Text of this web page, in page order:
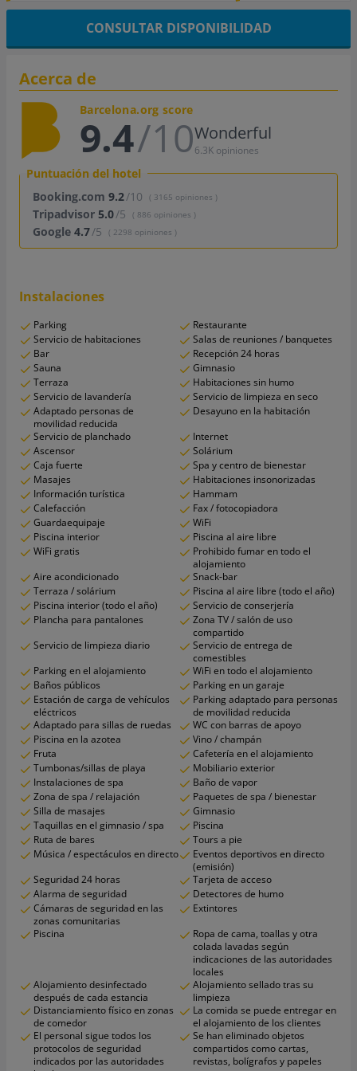
CONSULTAR DISPONIBILIDAD
Acerca de
Barcelona.org score
9.4/10Wonderful
6.3K opiniones
Puntuación del hotel
Booking.com 9.2/10 ( 3165 opiniones )
Tripadvisor 5.0/5 ( 886 opiniones )
Google 4.7/5 ( 2298 opiniones )
Instalaciones
Parking
Restaurante
Servicio de habitaciones
Salas de reuniones / banquetes
Bar
Recepción 24 horas
Sauna
Gimnasio
Terraza
Habitaciones sin humo
Servicio de lavandería
Servicio de limpieza en seco
Adaptado personas de
movilidad reducida
Desayuno en la habitación
Servicio de planchado
Internet
Ascensor
Solárium
Caja fuerte
Spa y centro de bienestar
Masajes
Habitaciones insonorizadas
Información turística
Hammam
Calefacción
Fax / fotocopiadora
Guardaequipaje
WiFi
Piscina interior
Piscina al aire libre
WiFi gratis
Prohibido fumar en todo el
alojamiento
Aire acondicionado
Snack-bar
Terraza / solárium
Piscina al aire libre (todo el año)
Piscina interior (todo el año)
Servicio de conserjería
Plancha para pantalones
Zona TV / salón de uso
compartido
Servicio de limpieza diario
Servicio de entrega de
comestibles
Parking en el alojamiento
WiFi en todo el alojamiento
Baños públicos
Parking en un garaje
Estación de carga de vehículos
eléctricos
Parking adaptado para personas
de movilidad reducida
Adaptado para sillas de ruedas
WC con barras de apoyo
Piscina en la azotea
Vino / champán
Fruta
Cafetería en el alojamiento
Tumbonas/sillas de playa
Mobiliario exterior
Instalaciones de spa
Baño de vapor
Zona de spa / relajación
Paquetes de spa / bienestar
Silla de masajes
Gimnasio
Taquillas en el gimnasio / spa
Piscina
Ruta de bares
Tours a pie
Música / espectáculos en directo
Eventos deportivos en directo
(emisión)
Seguridad 24 horas
Tarjeta de acceso
Alarma de seguridad
Detectores de humo
Cámaras de seguridad en las
zonas comunitarias
Extintores
Piscina
Ropa de cama, toallas y otra
colada lavadas según
indicaciones de las autoridades
locales
Alojamiento desinfectado
después de cada estancia
Alojamiento sellado tras su
limpieza
Distanciamiento físico en zonas
de comedor
La comida se puede entregar en
el alojamiento de los clientes
El personal sigue todos los
protocolos de seguridad
indicados por las autoridades
Se han eliminado objetos
compartidos como cartas,
revistas, bolígrafos y papeles